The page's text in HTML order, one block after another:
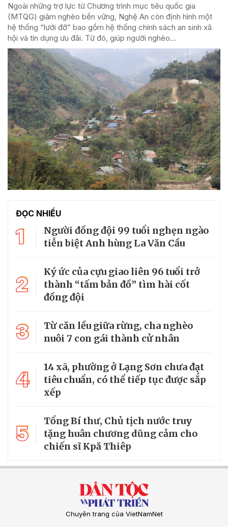
Ngoài những trợ lực từ Chương trình mục tiêu quốc gia
(MTQG) giảm nghèo bền vững, Nghệ An còn định hình một
hệ thống “lưới đỡ” bao gồm hệ thống chính sách an sinh xã
hội và tín dụng ưu đãi. Từ đó, giúp người nghèo...
ĐỌC NHIỀU
1
Người đồng đội 99 tuổi nghẹn ngào
tiễn biệt Anh hùng La Văn Cầu
2
Ký ức của cựu giao liên 96 tuổi trở
thành “tấm bản đồ” tìm hài cốt
đồng đội
3
Từ căn lều giữa rừng, cha nghèo
nuôi 7 con gái thành cử nhân
4
14 xã, phường ở Lạng Sơn chưa đạt
tiêu chuẩn, có thể tiếp tục được sắp
xếp
5
Tổng Bí thư, Chủ tịch nước truy
tặng huân chương dũng cảm cho
chiến sĩ Kpă Thiêp
Chuyên trang của VietNamNet